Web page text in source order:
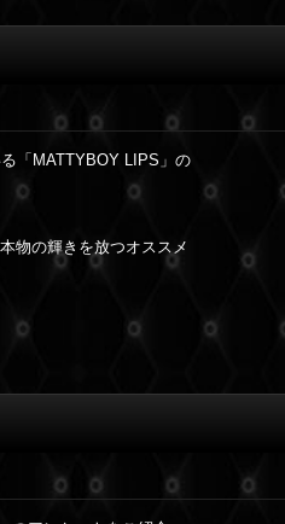
「MATTYBOY LIPS」の
物の輝きを放つオススメ